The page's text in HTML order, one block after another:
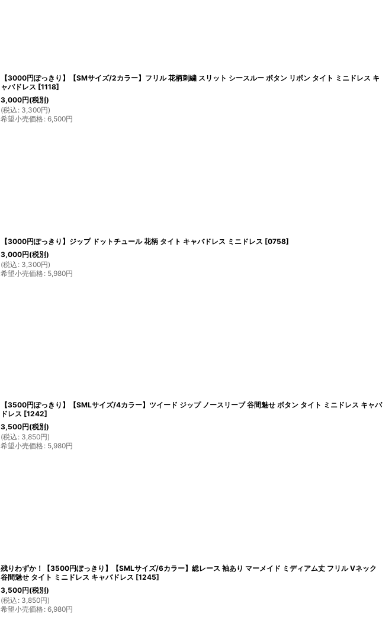
【3000円ぽっきり】【SMサイズ/2カラー】フリル 花柄刺繍 スリット シースルー ボタン リボン タイト ミニドレス キ
ャバドレス [1118]
3,000円(税別)
(税込 : 3,300円)
希望小売価格: 6,500円
【3000円ぽっきり】ジップ ドットチュール 花柄 タイト キャバドレス ミニドレス [0758]
3,000円(税別)
(税込 : 3,300円)
希望小売価格: 5,980円
【3500円ぽっきり】【SMLサイズ/4カラー】ツイード ジップ ノースリーブ 谷間魅せ ボタン タイト ミニドレス キャバ
ドレス [1242]
3,500円(税別)
(税込 : 3,850円)
希望小売価格: 5,980円
残りわずか！【3500円ぽっきり】【SMLサイズ/6カラー】総レース 袖あり マーメイド ミディアム丈 フリル Vネック
谷間魅せ タイト ミニドレス キャバドレス [1245]
3,500円(税別)
(税込 : 3,850円)
希望小売価格: 6,980円